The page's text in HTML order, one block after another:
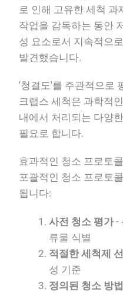
로 인해 고유한 세척
작업을 감독하는 동안
성 요소로서 지속적으
발견했습니다.
'청결도'를 주관적으로
크랩스 세척은 과학적
내에서 처리되는 다양
필요로 합니다.
효과적인 청소 프로토
포괄적인 청소 프로토
됩니다:
사전 청소 평가-
류물 식별
적절한 세척제
성 기준
정의된 청소 방법